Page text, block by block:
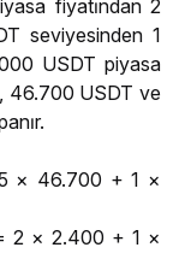
fiyatından 2
seviyesinden 1
USDT piyasa
46.700 USDT ve
× 46.700 + 1 ×
2 × 2.400 + 1 ×